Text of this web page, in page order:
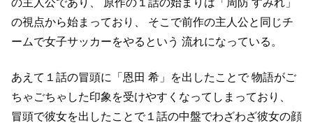
の主人公であり、
原作の１話の始まりは「周防 すみれ」
の視点から始まっており、
そこで前作の主人公と同じチ
ームで女子サッカーをやるという 流れになっている。
あえて１話の冒頭に「恩田 希」を出したことで物語がご
ちゃごちゃした印象を受けやすくなってしまっており、
冒頭で彼女を出したことで１話の中盤でわざわざ彼女の顔